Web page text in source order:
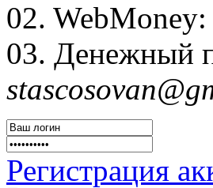
02. WebMoney:
03. Денежный
Регистрация